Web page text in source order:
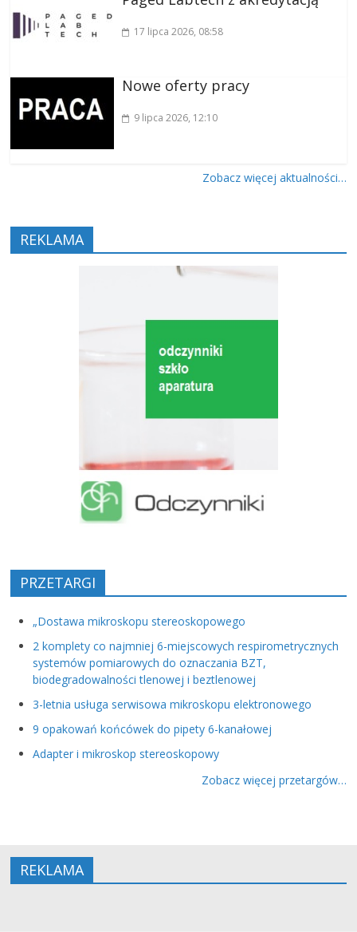
17 lipca 2026, 08:58
Nowe oferty pracy
9 lipca 2026, 12:10
Zobacz więcej aktualności…
REKLAMA
PRZETARGI
„Dostawa mikroskopu stereoskopowego
2 komplety co najmniej 6-miejscowych respirometrycznych
systemów pomiarowych do oznaczania BZT,
biodegradowalności tlenowej i beztlenowej
3-letnia usługa serwisowa mikroskopu elektronowego
9 opakowań końcówek do pipety 6-kanałowej
Adapter i mikroskop stereoskopowy
Zobacz więcej przetargów…
REKLAMA